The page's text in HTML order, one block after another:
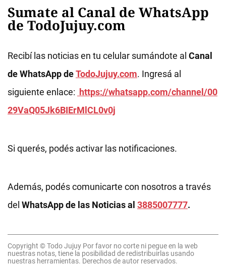
Sumate al Canal de WhatsApp
de TodoJujuy.com
Recibí las noticias en tu celular sumándote al Canal
de WhatsApp deTodoJujuy.com. Ingresá al
siguiente enlace: https://whatsapp.com/channel/00
29VaQ05Jk6BIErMlCL0v0j
Si querés, podés activar las notificaciones.
Además, podés comunicarte con nosotros a través
del WhatsApp de las Noticias al 3885007777.
Copyright © Todo Jujuy Por favor no corte ni pegue en la web
nuestras notas, tiene la posibilidad de redistribuirlas usando
nuestras herramientas. Derechos de autor reservados.